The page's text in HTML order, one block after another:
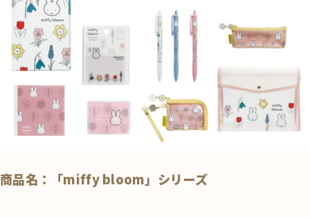
商品名：「miffy bloom」シリーズ